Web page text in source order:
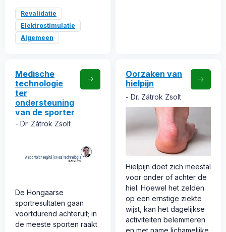
Revalidatie
Elektrostimulatie
Algemeen
Medische
technologie
ter
ondersteuning
van de sporter
Dr. Zátrok Zsolt
De Hongaarse
sportresultaten gaan
voortdurend achteruit; in
de meeste sporten raakt
Oorzaken van
hielpijn
Dr. Zátrok Zsolt
Hielpijn doet zich meestal
voor onder of achter de
hiel. Hoewel het zelden
op een ernstige ziekte
wijst, kan het dagelijkse
activiteiten belemmeren